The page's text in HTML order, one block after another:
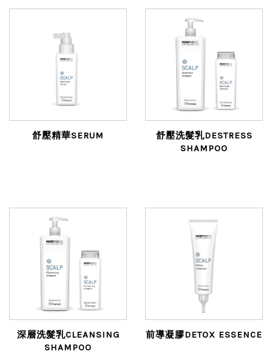
舒壓精華SERUM
舒壓洗髮乳DESTRESS
SHAMPOO
深層洗髮乳CLEANSING
SHAMPOO
前導凝膠DETOX ESSENCE